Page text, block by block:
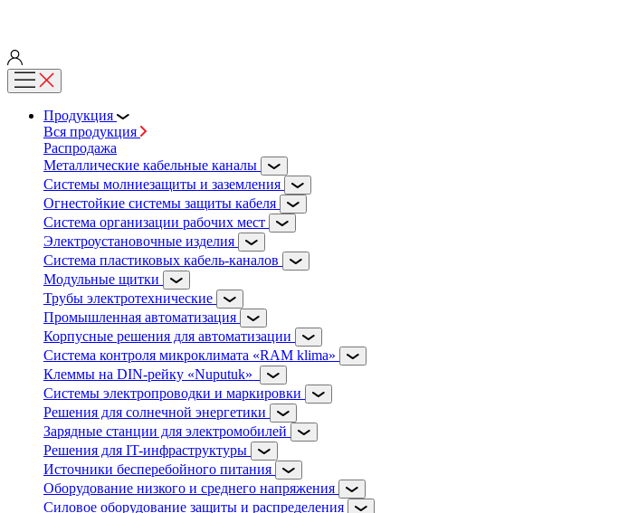
Продукция
Вся продукция
Распродажа
Металлические кабельные каналы
Системы молниезащиты и заземления
Огнестойкие системы защиты кабеля
Система организации рабочих мест
Электроустановочные изделия
Система пластиковых кабель-каналов
Модульные щитки
Трубы электротехнические
Промышленная автоматизация
Корпусные решения для автоматизации
Система контроля микроклимата «RAM klima»
Клеммы на DIN-рейку «Nuputuk»
Системы электропроводки и маркировки
Решения для солнечной энергетики
Зарядные станции для электромобилей
Решения для IT-инфраструктуры
Источники бесперебойного питания
Оборудование низкого и среднего напряжения
Силовое оборудование защиты и распределения